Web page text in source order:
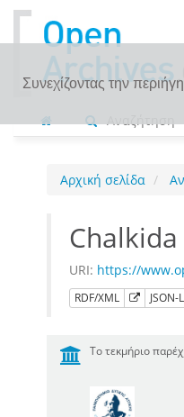
Συνεχίζοντας την
Αναζήτηση
Αρχική σελίδα
URI: https://
RDF/XML JSON-
Το τεκμήριο